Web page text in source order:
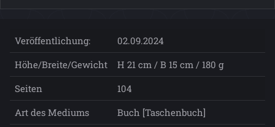
Veröffentlichung:
02.09.2024
Höhe/Breite/Gewicht
H 21 cm / B 15 cm / 180 g
Seiten
104
Art des Mediums
Buch [Taschenbuch]